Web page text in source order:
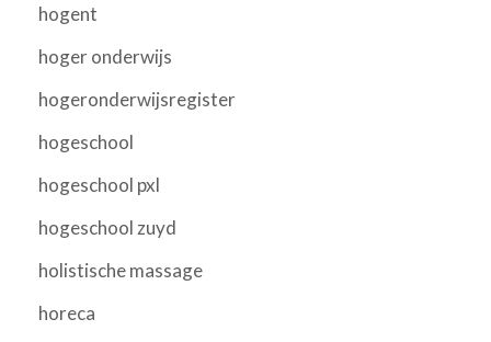
hogent
hoger onderwijs
hogeronderwijsregister
hogeschool
hogeschool pxl
hogeschool zuyd
holistische massage
horeca